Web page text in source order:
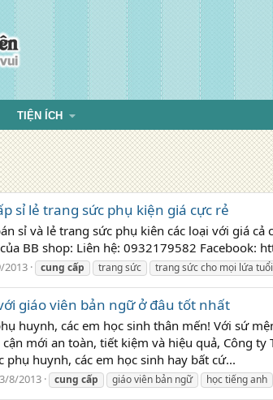
TIỆN ÍCH
sỉ lẻ trang sức phụ kiện giá cực rẻ
sỉ và lẻ trang sức phụ kiên các loại với giá
BB shop: Liên hệ: 0932179582 Facebook:
2013 cung cấp trang sức trang sức cho mọi lứa tuổi
giáo viên bản ngữ ở đâu tốt nhất
huynh, các em học sinh thân mến! Với sứ
mới an toàn, tiết kiệm và hiệu quả, Công
phụ huynh, các em học sinh hay bất cứ...
8/2013 cung cấp giáo viên bản ngữ học tiếng anh